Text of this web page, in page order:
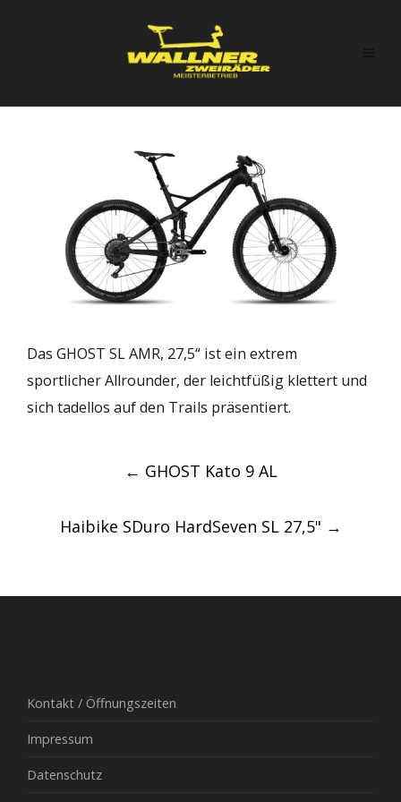
Das GHOST SL AMR, 27,5“ ist ein extrem
sportlicher Allrounder, der leichtfüßig klettert und
sich tadellos auf den Trails präsentiert.
← GHOST Kato 9 AL
Haibike SDuro HardSeven SL 27,5" →
Kontakt / Öffnungszeiten
Impressum
Datenschutz